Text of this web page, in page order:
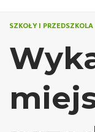
SZKOŁY I PRZEDSZKOLA